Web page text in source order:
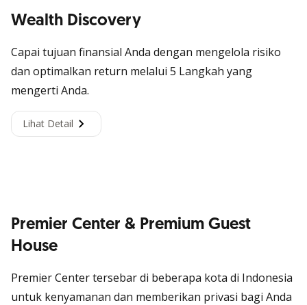
Wealth Discovery
Capai tujuan finansial Anda dengan mengelola risiko
dan optimalkan return melalui 5 Langkah yang
mengerti Anda.
Lihat Detail
Premier Center & Premium Guest
House
Premier Center tersebar di beberapa kota di Indonesia
untuk kenyamanan dan memberikan privasi bagi Anda